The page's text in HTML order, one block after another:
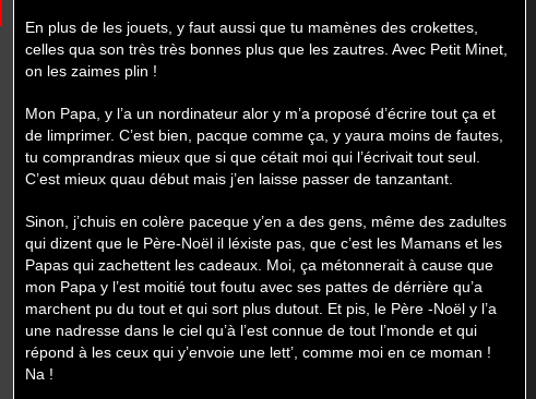
En plus de les jouets, y faut aussi que tu mamènes des crokettes,
celles qua son très très bonnes plus que les zautres. Avec Petit Minet,
on les zaimes plin !
Mon Papa, y l’a un nordinateur alor y m’a proposé d’écrire tout ça et
de limprimer. C’est bien, pacque comme ça, y yaura moins de fautes,
tu comprandras mieux que si que cétait moi qui l’écrivait tout seul.
C’est mieux quau début mais j’en laisse passer de tanzantant.
Sinon, j’chuis en colère paceque y’en a des gens, même des zadultes
qui dizent que le Père-Noël il léxiste pas, que c’est les Mamans et les
Papas qui zachettent les cadeaux. Moi, ça métonnerait à cause que
mon Papa y l’est moitié tout foutu avec ses pattes de dérrière qu’a
marchent pu du tout et qui sort plus dutout. Et pis, le Père -Noël y l’a
une nadresse dans le ciel qu’à l’est connue de tout l’monde et qui
répond à les ceux qui y’envoie une lett’, comme moi en ce moman !
Na !